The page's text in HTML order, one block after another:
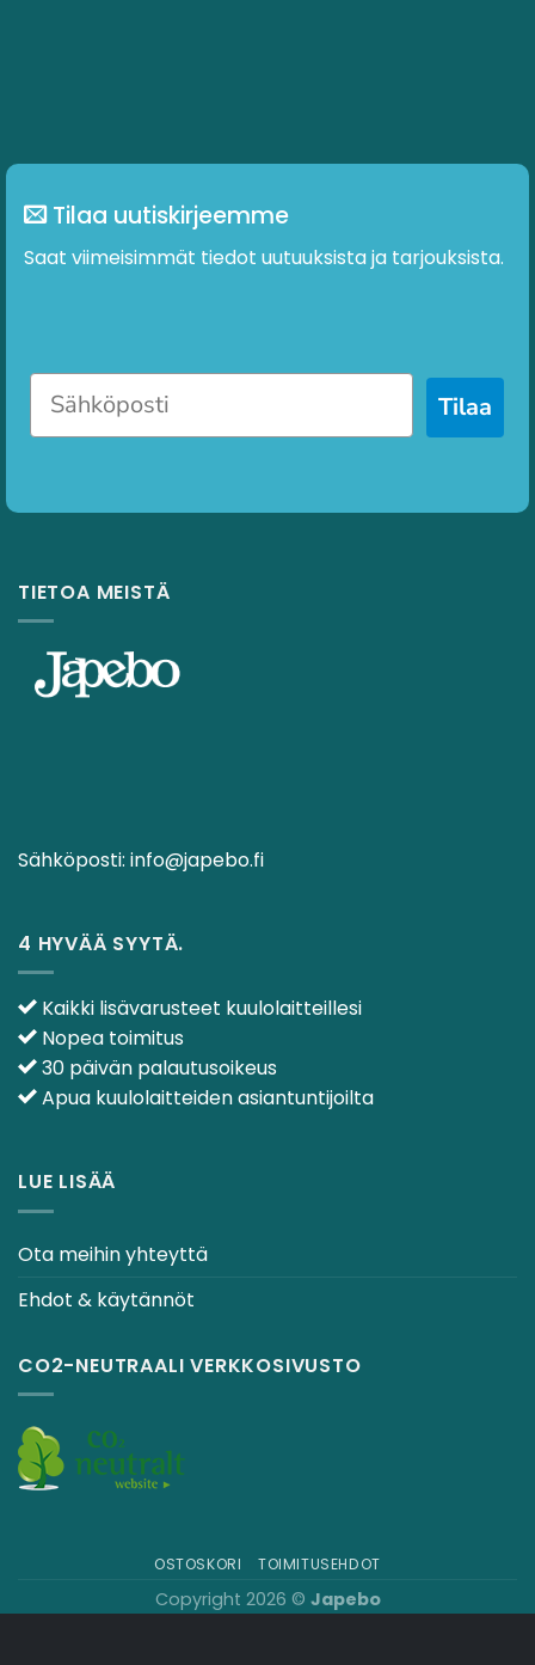
Tilaa uutiskirjeemme
Saat viimeisimmät tiedot uutuuksista ja tarjouksista.
Tilaa
TIETOA MEISTÄ
Sähköposti: info@japebo.fi
4 HYVÄÄ SYYTÄ.
Kaikki lisävarusteet kuulolaitteillesi
Nopea toimitus
30 päivän palautusoikeus
Apua kuulolaitteiden asiantuntijoilta
LUE LISÄÄ
Ota meihin yhteyttä
Ehdot & käytännöt
CO2-NEUTRAALI VERKKOSIVUSTO
OSTOSKORI TOIMITUSEHDOT
Copyright 2026 © Japebo